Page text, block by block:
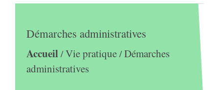
Démarches administratives
Accueil/Vie pratique/Démarches
administratives